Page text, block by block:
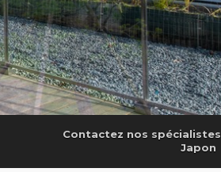
Contactez nos spécialistes
Japon